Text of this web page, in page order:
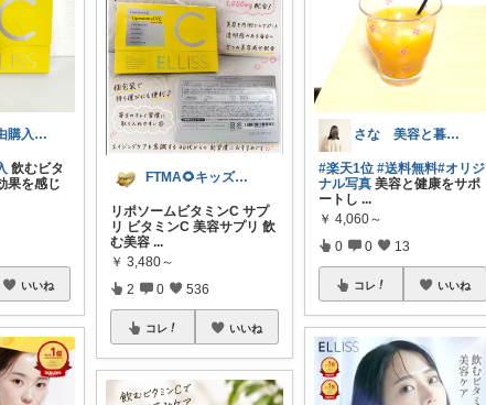
s.a.ri.-*経由購入感謝です☺
飲むビタ
果を感じ
いいね
FTMA🌻キッズ⭐コスメ⭐フード
リポソームビタミンC サプ
リ ビタミンC 美容サプリ 飲
む美容 ...
￥ 3,480～
2 0 536
コレ いいね
さな 美容と暮らし
#楽天1位 #送料無料#オリジ
ナル写真 美容と健康をサポ
ートし ...
￥ 4,060～
0 0 13
コレ いいね